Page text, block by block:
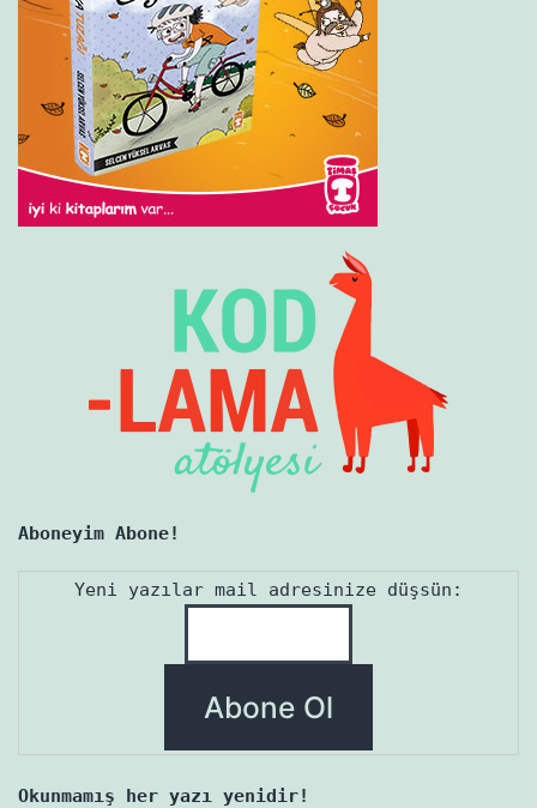
Aboneyim Abone!
Yeni yazılar mail adresinize düşsün:
Okunmamış her yazı yenidir!